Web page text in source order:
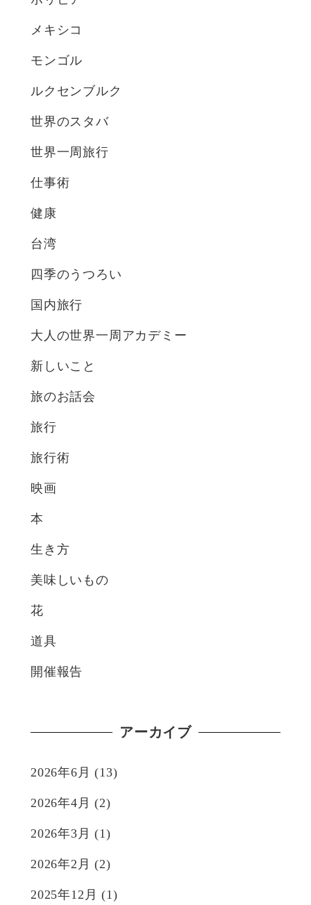
メキシコ
モンゴル
ルクセンブルク
世界のスタバ
世界一周旅行
仕事術
健康
台湾
四季のうつろい
国内旅行
大人の世界一周アカデミー
新しいこと
旅のお話会
旅行
旅行術
映画
本
生き方
美味しいもの
花
道具
開催報告
アーカイブ
2026年6月 (13)
2026年4月 (2)
2026年3月 (1)
2026年2月 (2)
2025年12月 (1)